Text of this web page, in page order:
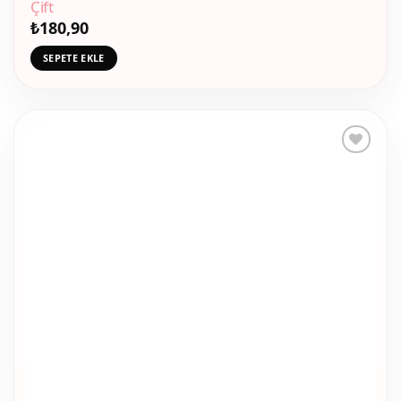
Çift
₺180,90
SEPETE EKLE